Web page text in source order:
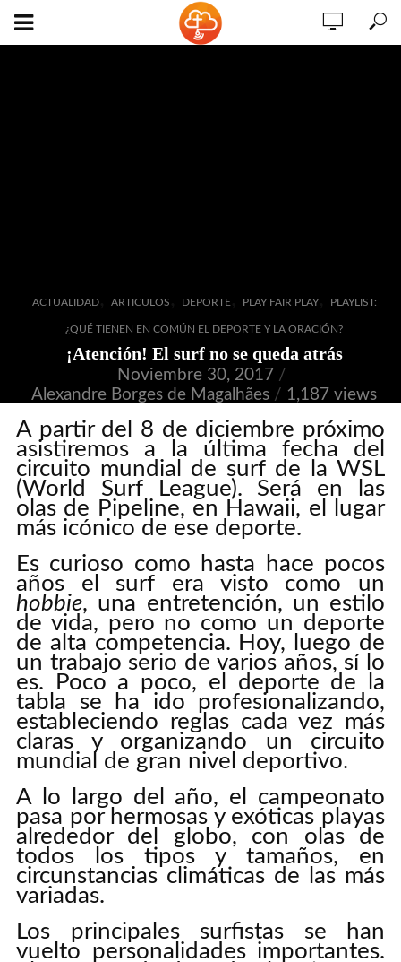
ACTUALIDAD, ARTICULOS DEPORTE, PLAY FAIR PLAY, PLAYLIST:
¿QUÉ TIENEN EN COMÚN EL DEPORTE Y LA ORACIÓN?
¡Atención! El surf no se queda atrás
Noviembre 30, 2017
Alexandre Borges de Magalhães
1,187 views
ADD COMMENT
A partir del 8 de diciembre próximo
asistiremos a la última fecha del
circuito mundial de surf de la WSL
(World Surf League). Será en las
olas de Pipeline, en Hawaii, el lugar
más icónico de ese deporte.
Es curioso como hasta hace pocos
años el surf era visto como un
hobbie, una entretención, un estilo
de vida, pero no como un deporte
de alta competencia. Hoy, luego de
un trabajo serio de varios años, sí lo
es. Poco a poco, el deporte de la
tabla se ha ido profesionalizando,
estableciendo reglas cada vez más
claras y organizando un circuito
mundial de gran nivel deportivo.
A lo largo del año, el campeonato
pasa por hermosas y exóticas playas
alrededor del globo, con olas de
todos los tipos y tamaños, en
circunstancias climáticas de las más
variadas.
Los principales surfistas se han
vuelto personalidades importantes.